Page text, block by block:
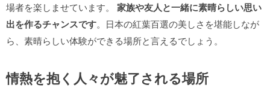
場者を楽しませています。 家族や友人と一緒に素晴らしい思い
出を作るチャンスです。日本の紅葉百選の美しさを堪能しなが
ら、素晴らしい体験ができる場所と言えるでしょう。
情熱を抱く人々が魅了される場所